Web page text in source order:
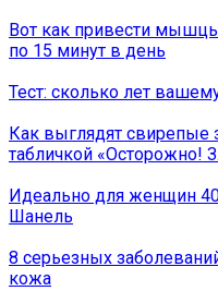
Вот как привести
по 15 минут в день
Тест: сколько лет
Как выглядят
табличкой «Осторожно!
Идеально для женщин
Шанель
8 серьезных
кожа